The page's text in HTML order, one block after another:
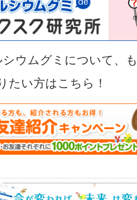
シウムグミについて、
たい方はこちら！